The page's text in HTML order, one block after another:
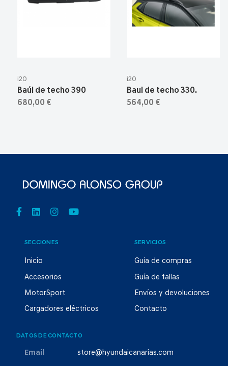
i20
Baúl de techo 390
680,00 €
i20
Baul de techo 330.
564,00 €
SECCIONES
Inicio
Accesorios
MotorSport
Cargadores eléctricos
SERVICIOS
Guía de compras
Guía de tallas
Envíos y devoluciones
Contacto
DATOS DE CONTACTO
Email store@hyundaicanarias.com